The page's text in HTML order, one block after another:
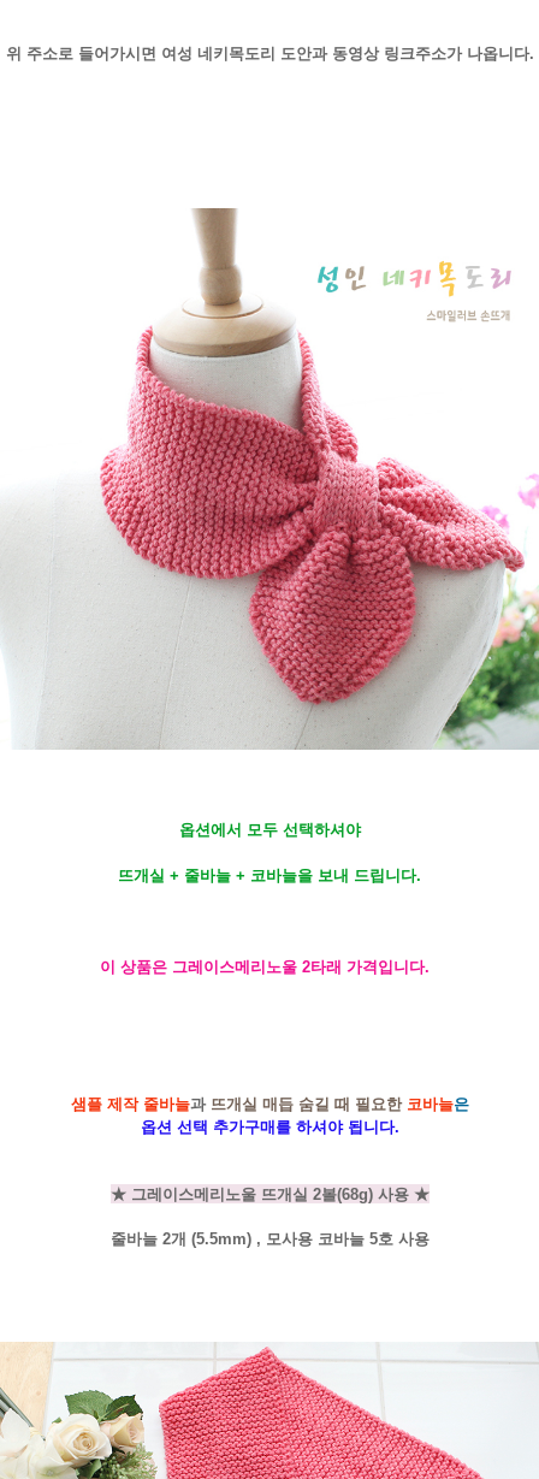
위 주소로 들어가시면 여성 네키목도리 도안과 동영상 링크주소가 나옵니다.
옵션에서 모두 선택하셔야
뜨개실 + 줄바늘 + 코바늘을 보내 드립니다.
이 상품은 그레이스메리노울 2타래 가격입니다.
샘플 제작 줄바늘과 뜨개실 매듭 숨길 때 필요한 코바늘은
옵션 선택 추가구매를 하셔야 됩니다.
★ 그레이스메리노울 뜨개실 2볼(68g) 사용 ★
줄바늘 2개 (5.5mm) , 모사용 코바늘 5호 사용